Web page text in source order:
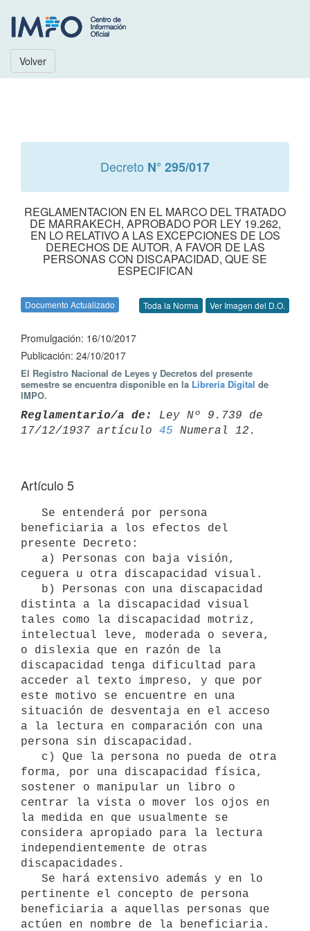
Volver
Decreto N° 295/017
REGLAMENTACION EN EL MARCO DEL TRATADO
DE MARRAKECH, APROBADO POR LEY 19.262,
EN LO RELATIVO A LAS EXCEPCIONES DE LOS
DERECHOS DE AUTOR, A FAVOR DE LAS
PERSONAS CON DISCAPACIDAD, QUE SE
ESPECIFICAN
Documento Actualizado Toda la Norma Ver Imagen del D.O.
Promulgación: 16/10/2017
Publicación: 24/10/2017
El Registro Nacional de Leyes y Decretos del presente
semestre se encuentra disponible en la Librería Digital de
IMPO.
Reglamentario/a de:
Ley Nº 9.739 de
17/12/1937 artículo 45
Artículo 5
beneficiaria a los efectos del
presente Decreto:
ceguera u otra discapacidad visual.
distinta a la discapacidad visual
tales como la discapacidad motriz,
intelectual leve, moderada o severa,
o dislexia que en razón de la
discapacidad tenga dificultad para
acceder al texto impreso, y que por
este motivo se encuentre en una
situación de desventaja en el acceso
a la lectura en comparación con una
persona sin discapacidad.
forma, por una discapacidad física,
sostener o manipular un libro o
centrar la vista o mover los ojos en
la medida en que usualmente se
considera apropiado para la lectura
independientemente de otras
discapacidades.
pertinente el concepto de persona
beneficiaria a aquellas personas que